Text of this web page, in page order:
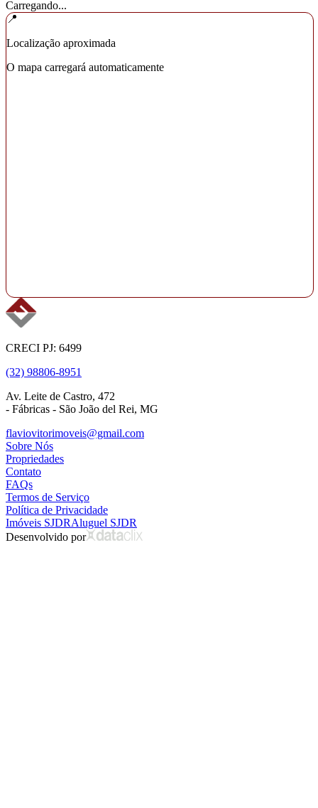
Carregando...
📍
Localização aproximada
O mapa carregará automaticamente
CRECI PJ: 6499
(32) 98806-8951
Av. Leite de Castro, 472
- Fábricas - São João del Rei, MG
flaviovitorimoveis@gmail.com
Sobre Nós
Propriedades
Contato
FAQs
Termos de Serviço
Política de Privacidade
Imóveis SJDRAluguel SJDR
Desenvolvido por